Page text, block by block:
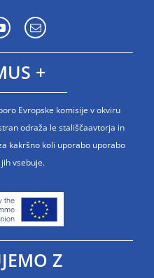
+
Evropske komisije v okviru
odraža le stališčaavtorja in
kakršno koli uporabo uporabo
vsebuje.
Z